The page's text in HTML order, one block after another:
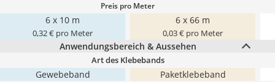
Preis pro Meter
6 x 10 m
0,32 € pro Meter
6 x 66 m
0,03 € pro Meter
Anwendungsbereich & Aussehen
Art des Klebebands
Gewebeband Paketklebeband